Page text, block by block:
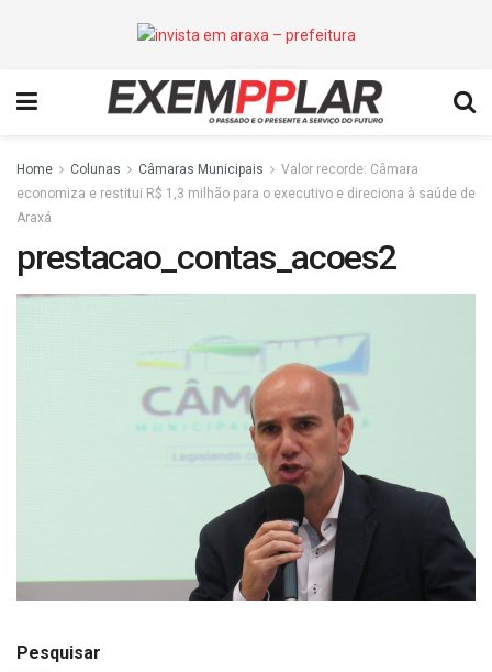
Home Colunas Câmaras Municipais
Valor recorde: Câmara
economiza e restitui R$ 1,3 milhão para o executivo e direciona à saúde de
Araxá
prestacao_contas_acoes2
Pesquisar